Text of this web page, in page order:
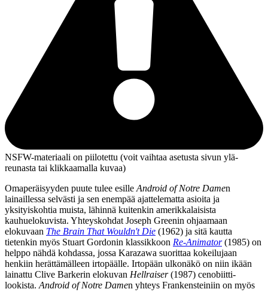
NSFW-materiaali on piilotettu (voit vaihtaa asetusta sivun ylä­
reunasta tai klikkaamalla kuvaa)
Omaperäisyyden puute tulee esille Android of Notre Damen
lainaillessa selvästi ja sen enempää ajattelematta asioita ja
yksityiskohtia muista, lähinnä kuitenkin amerikkalaisista
kauhuelokuvista. Yhteyskohdat Joseph Greenin ohjaamaan
elokuvaan The Brain That Wouldn't Die (1962) ja sitä kautta
tietenkin myös Stuart Gordonin klassikkoon Re‑Animator(1985) on
helppo nähdä kohdassa, jossa Karazawa suorittaa kokeilujaan
henkiin herättämälleen irtopäälle. Irtopään ulkonäkö on niin ikään
lainattu Clive Barkerin elokuvan Hellraiser(1987) cenobiitti-
lookista. Android of Notre Damen yhteys Frankensteiniin on myös